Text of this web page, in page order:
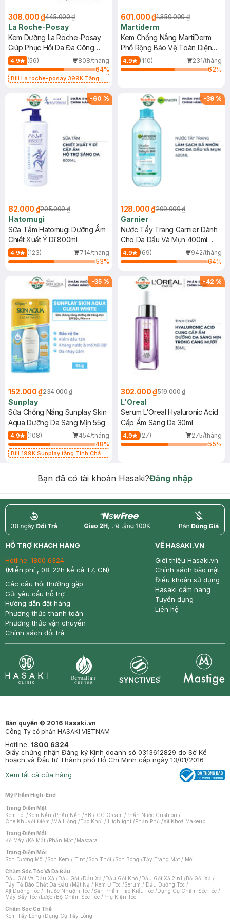
308.000 ₫445.000 ₫
La Roche-Posay
Kem Dưỡng La Roche-Posay
Giúp Phục Hồi Da Đa Công
Dụng 40ml
4.9 (56)
808/tháng
64%
Bill La roche-posay 399K Tặng
(SL có hạn)
601.000 ₫1.350.000 ₫
Martiderm
Kem Chống Nắng MartiDerm
Phổ Rộng Bảo Vệ Toàn Diện
40ml
4.9 (110)
231/tháng
62%
-60 %
82.000 ₫205.000 ₫
Hatomugi
Sữa Tắm Hatomugi Dưỡng Ẩm
Chiết Xuất Ý Dĩ 800ml
4.9 (123)
714/tháng
53%
-39 %
128.000 ₫209.000 ₫
Garnier
Nước Tẩy Trang Garnier Dành
Cho Da Dầu Và Mụn 400ml
(Mới)
4.9 (69)
942/tháng
64%
-35 %
152.000 ₫234.000 ₫
Sunplay
Sữa Chống Nắng Sunplay Skin
Aqua Dưỡng Da Sáng Mịn 55g
4.9 (108)
454/tháng
48%
Bill 199K Sunplay tặng Tinh Chất
-42 %
302.000 ₫519.000 ₫
L'Oreal
Serum L'Oreal Hyaluronic Acid
Cấp Ẩm Sáng Da 30ml
4.9 (27)
275/tháng
55%
Bạn đã có tài khoản Hasaki?Đăng nhập
return nowfree price
HỖ TRỢ KHÁCH HÀNG
Hotline: 1800 6324
(Miễn phí , 08-22h kể cả T7, CN)
Các câu hỏi thường gặp
Gửi yêu cầu hỗ trợ
Hướng dẫn đặt hàng
Phương thức thanh toán
Phương thức vận chuyển
Chính sách đổi trả
VỀ HASAKI.VN
Giới thiệu Hasaki.vn
Chính sách bảo mật
Điều khoản sử dụng
Hasaki cẩm nang
Tuyển dụng
Liên hệ
Bản quyền © 2016 Hasaki.vn
Công Ty cổ phần HASAKI VIETNAM
Hotline: 1800 6324
Giấy chứng nhận Đăng ký Kinh doanh số 0313612829 do Sở Kế
hoạch và Đầu tư Thành phố Hồ Chí Minh cấp ngày 13/01/2016
Xem tất cả cửa hàng
Mỹ Phẩm High-End
Trang Điểm Mặt
Kem Lót /Kem Nền /Phấn Nền /BB / CC Cream /Phấn Nước Cushion /
Che Khuyết Điểm /Má Hồng /Tạo Khối / Highlight /Phấn Phủ /Xịt Khoá Makeup
Trang Điểm Mắt
Kẻ Mày /Kẻ Mắt /Phấn Mắt /Mascara
Trang Điểm Môi
Son Dưỡng Môi /Son Kem / Tint /Son Thỏi /Son Bóng /Tẩy Trang Mắt / Môi
Chăm Sóc Tóc Và Da Đầu
Dầu Gội Và Dầu Xả /Dầu Gội /Dầu Xả /Dầu Gội Khô /Dầu Gội Xả 2in1 /Bộ Gội Xả /
Tẩy Tế Bào Chết Da Đầu /Mặt Nạ / Kem Ủ Tóc /Serum / Dầu Dưỡng Tóc /
Xịt Dưỡng Tóc /Thuốc Nhuộm Tóc /Sản Phẩm Tạo Kiểu Tóc /Dụng Cụ Chăm Sóc Tóc /
Máy Sấy Tóc /Lược /Bộ Chăm Sóc Tóc /Phụ Kiện Tóc
Chăm Sóc Cơ Thể
Kem Tẩy Lông /Dụng Cụ Tẩy Lông